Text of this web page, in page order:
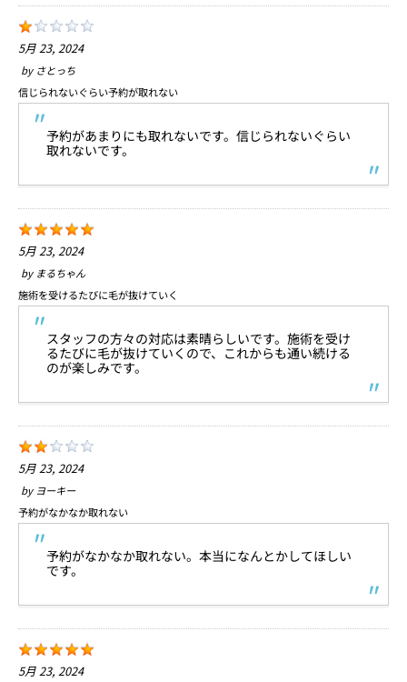
5月 23, 2024
by さとっち
信じられないぐらい予約が取れない
予約があまりにも取れないです。信じられないぐらい
取れないです。
5月 23, 2024
by まるちゃん
施術を受けるたびに毛が抜けていく
スタッフの方々の対応は素晴らしいです。施術を受け
るたびに毛が抜けていくので、これからも通い続ける
のが楽しみです。
5月 23, 2024
byヨーキー
予約がなかなか取れない
予約がなかなか取れない。本当になんとかしてほしい
です。
5月 23, 2024